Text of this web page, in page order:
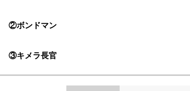
②ボンドマン
③キメラ長官